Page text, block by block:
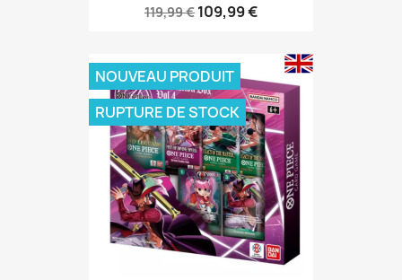
119,99 € 109,99 €
NOUVEAU PRODUIT
RUPTURE DE STOCK